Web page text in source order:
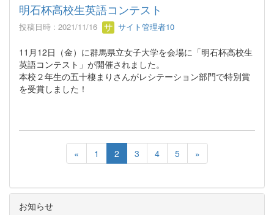
明石杯高校生英語コンテスト
投稿日時 : 2021/11/16 サイト管理者10
11月12日（金）に群馬県立女子大学を会場に「明石杯高校生
英語コンテスト」が開催されました。
本校２年生の五十棲まりさんがレシテーション部門で特別賞
を受賞しました！
« 1 2 3 4 5 »
お知らせ